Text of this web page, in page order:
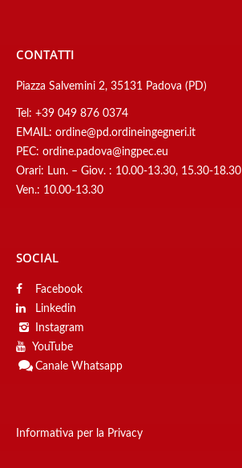
CONTATTI
Piazza Salvemini 2, 35131 Padova (PD)
Tel: +39 049 876 0374
EMAIL: ordine@pd.ordineingegneri.it
PEC: ordine.padova@ingpec.eu
Orari: Lun. – Giov. : 10.00-13.30, 15.30-18.30
Ven.: 10.00-13.30
SOCIAL
Facebook
Linkedin
Instagram
YouTube
Canale Whatsapp
Informativa per la Privacy